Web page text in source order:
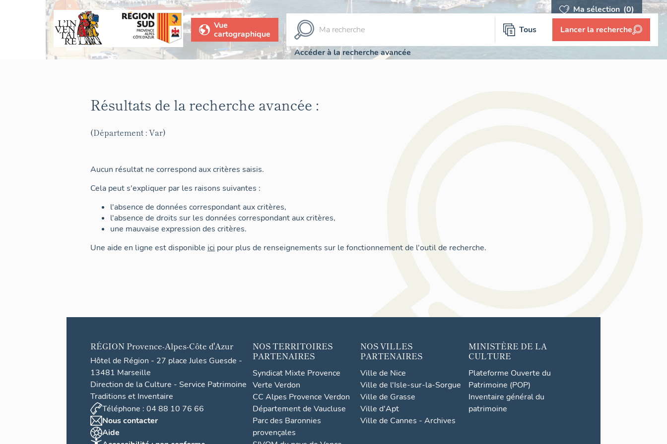
Ma sélection (0)
Vue
cartographique
Tous Lancer la recherche
Accéder à la recherche avancée
Résultats de la recherche avancée :
(Département : Var)
Aucun résultat ne correspond aux critères saisis.
Cela peut s'expliquer par les raisons suivantes :
l'absence de données correspondant aux critères,
l'absence de droits sur les données correspondant aux critères,
une mauvaise expression des critères.
Une aide en ligne est disponible ici pour plus de renseignements sur le fonctionnement de l'outil de recherche.
RÉGION Provence-Alpes-Côte d'Azur
Hôtel de Région - 27 place Jules Guesde -
13481 Marseille
Direction de la Culture - Service Patrimoine
Traditions et Inventaire
Téléphone : 04 88 10 76 66
Nous contacter
Aide
NOS TERRITOIRES
PARTENAIRES
Syndicat Mixte Provence
Verte Verdon
CC Alpes Provence Verdon
Département de Vaucluse
Parc des Baronnies
provençales
NOS VILLES
PARTENAIRES
Ville de Nice
Ville de l'Isle-sur-la-Sorgue
Ville de Grasse
Ville d'Apt
Ville de Cannes - Archives
MINISTÈRE DE LA
CULTURE
Plateforme Ouverte du
Patrimoine (POP)
Inventaire général du
patrimoine